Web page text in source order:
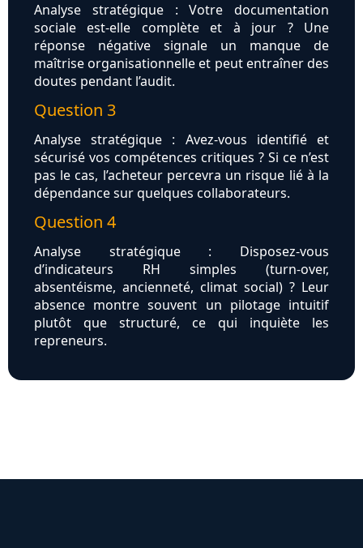
Analyse stratégique : Votre documentation
sociale est-elle complète et à jour ? Une
réponse négative signale un manque de
maîtrise organisationnelle et peut entraîner des
doutes pendant l’audit.
Question 3
Analyse stratégique : Avez-vous identifié et
sécurisé vos compétences critiques ? Si ce n’est
pas le cas, l’acheteur percevra un risque lié à la
dépendance sur quelques collaborateurs.
Question 4
Analyse stratégique : Disposez-vous
d’indicateurs RH simples (turn-over,
absentéisme, ancienneté, climat social) ? Leur
absence montre souvent un pilotage intuitif
plutôt que structuré, ce qui inquiète les
repreneurs.